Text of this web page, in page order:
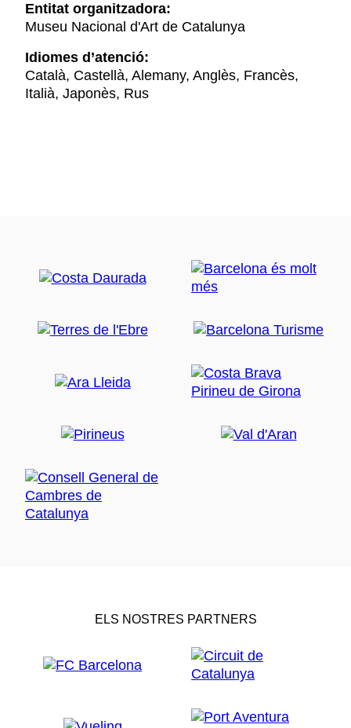
Entitat organitzadora:
Museu Nacional d'Art de Catalunya
Idiomes d’atenció:
Català, Castellà, Alemany, Anglès, Francès,
Italià, Japonès, Rus
ELS NOSTRES PARTNERS